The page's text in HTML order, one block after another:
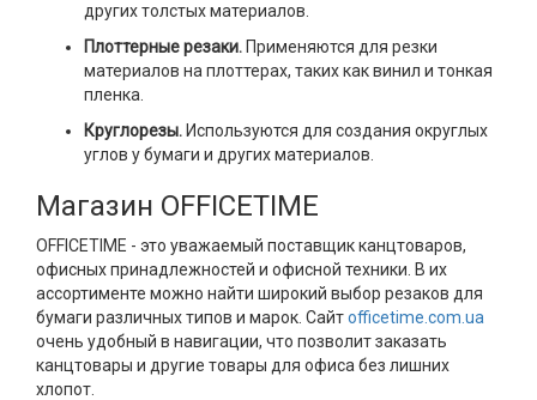
других толстых материалов.
Плоттерные резаки. Применяются для резки
материалов на плоттерах, таких как винил и тонкая
пленка.
Круглорезы. Используются для создания округлых
углов у бумаги и других материалов.
Магазин OFFICETIME
OFFICETIME - это уважаемый поставщик канцтоваров,
офисных принадлежностей и офисной техники. В их
ассортименте можно найти широкий выбор резаков для
бумаги различных типов и марок. Сайтofficetime.com.ua
очень удобный в навигации, что позволит заказать
канцтовары и другие товары для офиса без лишних
хлопот.